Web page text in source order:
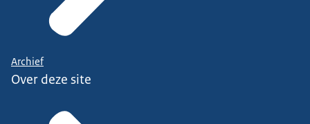
Archief
Over deze site